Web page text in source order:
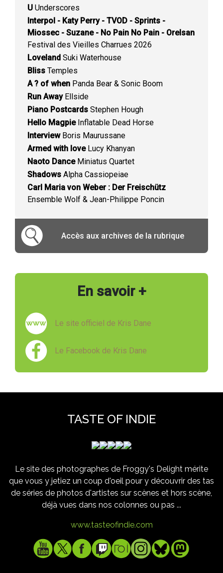
U Underscores
Interpol - Katy Perry - TVOD - Sprints -
Miossec - Suzane - No Pain No Pain - Orelsan
Festival des Vieilles Charrues 2026
Loveland Suki Waterhouse
Bliss Temples
A ? of when Panda Bear & Sonic Boom
Run AwayEllside
Piano Postcards Stephen Hough
Hello MagpieInflatable Dead Horse
InterviewBoris Maurussane
Armed with loveLucy Khanyan
Naoto DanceMiniatus Quartet
Shadows Alpha Cassiopeiae
Carl Maria von Weber : Der Freischütz
Ensemble Wolf & Jean-Philippe Poncin
Accès aux archives de la rubrique
En savoir +
Le site officiel de Kris Dane
Le Facebook de Kris Dane
TASTE OF INDIE
Le site des photographes de Froggy's Delight mérite
que vous y jetiez un coup d'oeil pour y découvrir des tas
de séries de photos d'artistes sur scènes et hors scène,
déjà vues dans nos colonnes ou pas ...
www.tasteofindie.com